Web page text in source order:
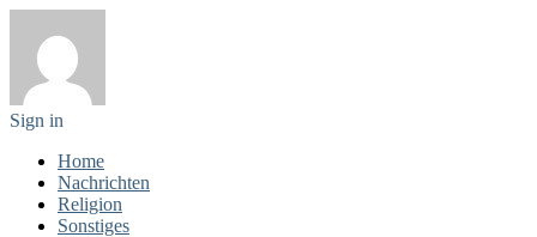
Sign in
Home
Nachrichten
Religion
Sonstiges